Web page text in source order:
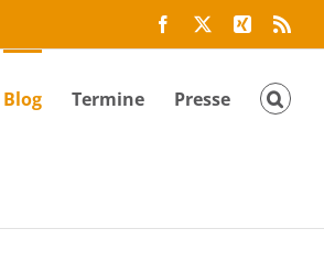
Facebook
TwitterXing
Blog Termine Presse